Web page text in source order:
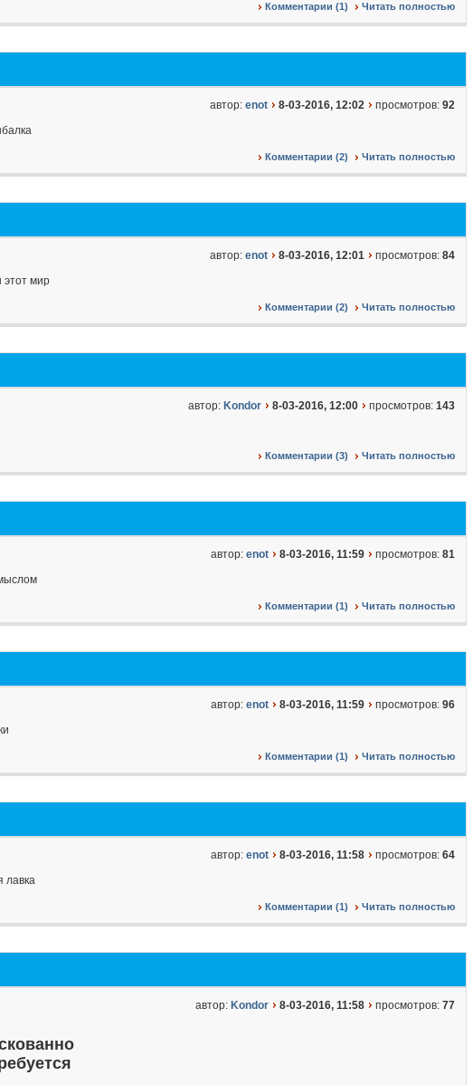
Комментарии (1) Читать полностью
автор: enot 8-03-2016, 12:02 просмотров: 92
Комментарии (2) Читать полностью
автор: enot 8-03-2016, 12:01 просмотров: 84
Комментарии (2) Читать полностью
автор: Kondor 8-03-2016, 12:00 просмотров: 143
Комментарии (3) Читать полностью
автор: enot 8-03-2016, 11:59 просмотров: 81
Комментарии (1) Читать полностью
автор: enot 8-03-2016, 11:59 просмотров: 96
Комментарии (1) Читать полностью
автор: enot 8-03-2016, 11:58 просмотров: 64
Комментарии (1) Читать полностью
автор: Kondor 8-03-2016, 11:58 просмотров: 77